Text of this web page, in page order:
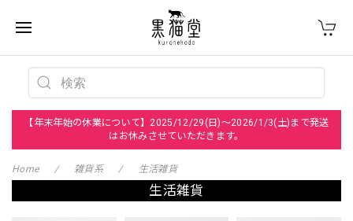
【年末年始の休業について】2025/12/29(日)～2026/1/3(土)まで発送
はお休みさせていただきます。
Home 雑貨系 生活雑貨
生活雑貨